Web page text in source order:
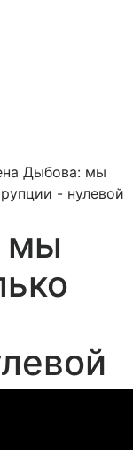
Дыбова: мы
- нулевой
мы